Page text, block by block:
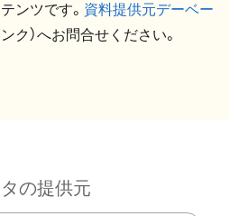
ンツです。 資料提供元デーベー
ク）へお問合せください。
の提供元